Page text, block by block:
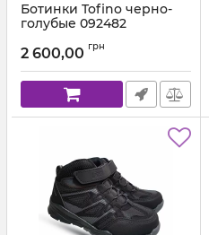
Ботинки Tofino черно-
голубые 092482
2 600,00 грн